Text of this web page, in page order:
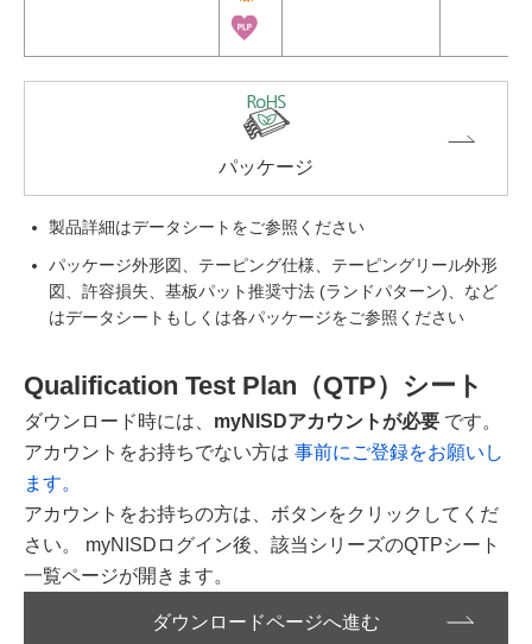
パッケージ
製品詳細はデータシートをご参照ください
パッケージ外形図、テーピング仕様、テーピングリール外形
図、許容損失、基板パット推奨寸法 (ランドパターン)、など
はデータシートもしくは各パッケージをご参照ください
Qualification Test Plan（QTP）シート
ダウンロード時には、 myNISDアカウントが必要 です。
アカウントをお持ちでない方は 事前にご登録をお願いし
ます。
アカウントをお持ちの方は、ボタンをクリックしてくだ
さい。 myNISDログイン後、該当シリーズのQTPシート
一覧ページが開きます。
ダウンロードページへ進む